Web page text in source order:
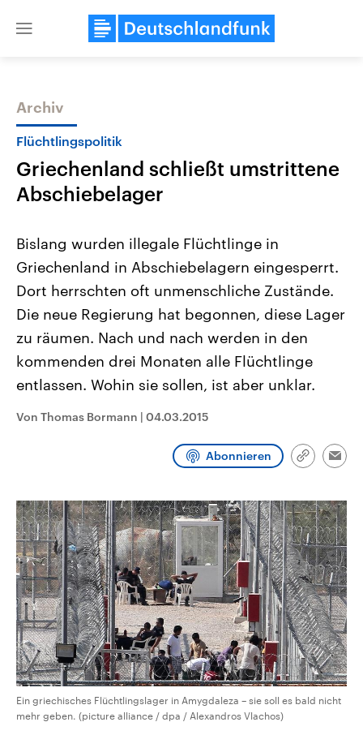
Close
Themen
Landtagswahl Sachsen-Anhalt
2026
Alle Informationen
Sachsen-Anhalt wählt am 6.
September 2026 einen neuen
Landtag. Seit 2021 wird das
Bundesland von einer Koalition aus
Umfragen, Prognosen,
und Hintergründe zu den Parteien
und Kandidaten der anstehenden
USA
Aktuelle Beiträge,
Hintergründe
Wirtschaftlich und
gehören die Vereinigten
den mächtigsten Ländern
mit großem Einfluss auf
aktuelle Weltgeschehen.
Sendungen Programm Podcasts
Archiv
Flüchtlingspolitik
Griechenland schließt umstrittene
Abschiebelager
Bislang wurden illegale Flüchtlinge in
Griechenland in Abschiebelagern eingesperrt.
Dort herrschten oft unmenschliche Zustände.
Die neue Regierung hat begonnen, diese Lager
zu räumen. Nach und nach werden in den
kommenden drei Monaten alle Flüchtlinge
entlassen. Wohin sie sollen, ist aber unklar.
Von Thomas Bormann | 04.03.2015
Abonnieren
Link
Ein griechisches Flüchtlingslager in Amygdaleza – sie soll es bald nicht
mehr geben. (picture alliance / dpa / Alexandros Vlachos)